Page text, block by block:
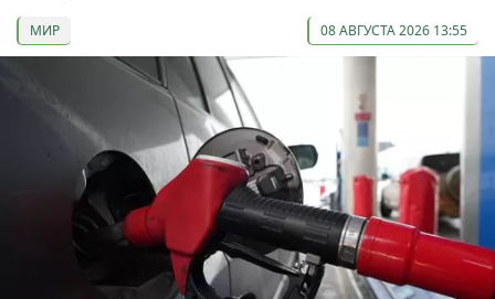
МИР 08 АВГУСТА 2026 13:55